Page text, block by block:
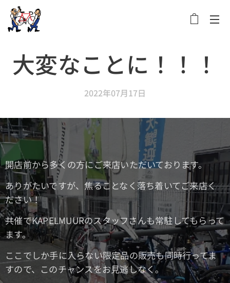
大変なことに！！！
2022年07月17日
開店前から多くの方にご来店いただいております。
ありがたいですが、焦ることなく落ち着いてご来店く
ださい！
共催でKAPELMUURのスタッフさんも常駐してもらって
ます。
ここでしか手に入らない限定品の販売も同時行ってま
すので、このチャンスをお見逃しなく。